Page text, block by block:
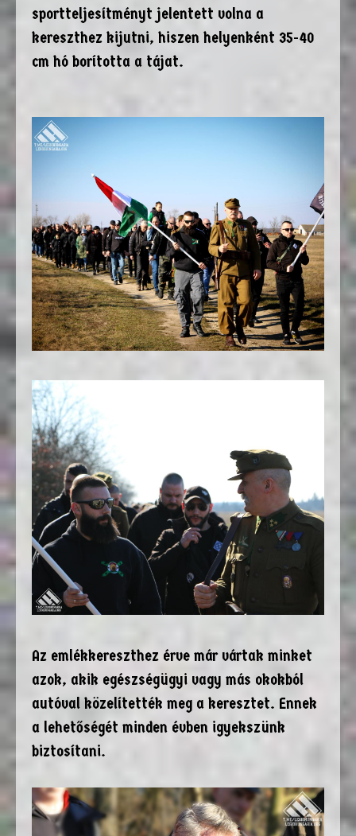
sportteljesítményt jelentett volna a
kereszthez kijutni, hiszen helyenként 35-40
cm hó borította a tájat.
Az emlékkereszthez érve már vártak minket
azok, akik egészségügyi vagy más okokból
autóval közelítették meg a keresztet. Ennek
a lehetőségét minden évben igyekszünk
biztosítani.